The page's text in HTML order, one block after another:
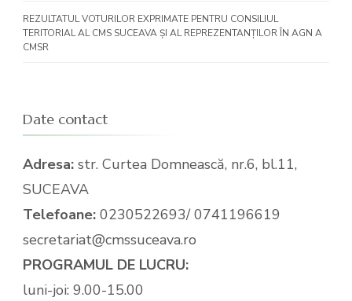
REZULTATUL VOTURILOR EXPRIMATE PENTRU CONSILIUL
TERITORIAL AL CMS SUCEAVA ȘI AL REPREZENTANȚILOR ÎN AGN A
CMSR
Date contact
Adresa: str. Curtea Domnească, nr.6, bl.11,
SUCEAVA
Telefoane: 0230522693/ 0741196619
secretariat@cmssuceava.ro
PROGRAMUL DE LUCRU:
luni-joi: 9.00-15.00